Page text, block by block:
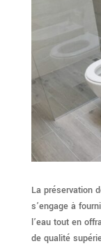
La préservation
s’engage à
l’eau tout en
de qualité